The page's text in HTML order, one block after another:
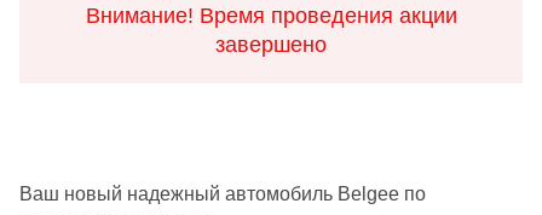
Внимание! Время проведения акции
завершено
Ваш новый надежный автомобиль Belgee по